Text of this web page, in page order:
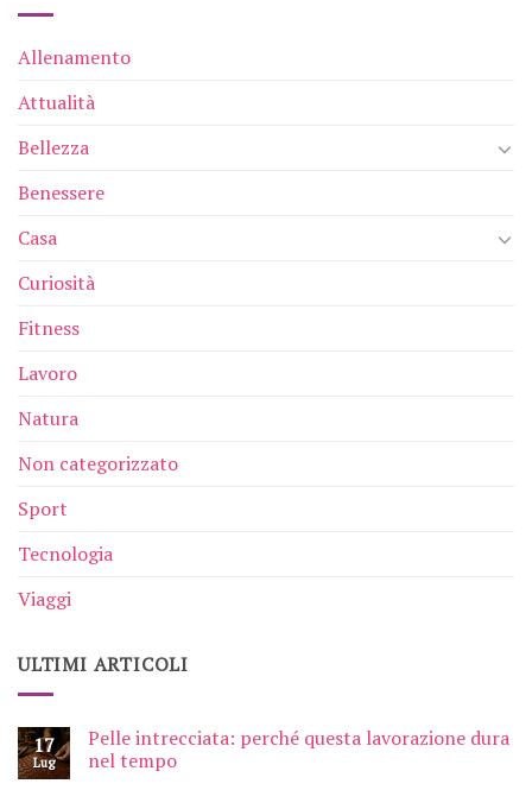
Allenamento
Attualità
Bellezza
Benessere
Casa
Curiosità
Fitness
Lavoro
Natura
Non categorizzato
Sport
Tecnologia
Viaggi
ULTIMI ARTICOLI
17
Lug
Pelle intrecciata: perché questa lavorazione dura
nel tempo